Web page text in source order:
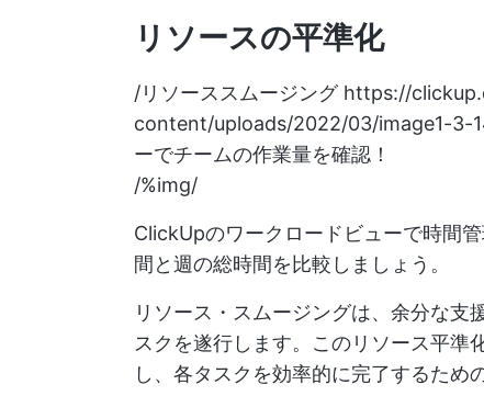
リソースの平準化
/リソーススムージング https://
content/uploads/2022/03/image1-3-
ーでチームの作業量を確認！
/%img/
ClickUpのワークロードビューで時間
間と週の総時間を比較しましょう。
リソース・スムージングは、余分な支
スクを遂行します。このリソース平準
し、各タスクを効率的に完了するため